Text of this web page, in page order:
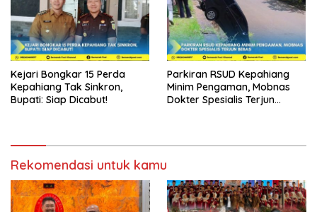
Kejari Bongkar 15 Perda
Kepahiang Tak Sinkron,
Bupati: Siap Dicabut!
Parkiran RSUD Kepahiang
Minim Pengaman, Mobnas
Dokter Spesialis Terjun
Rekomendasi untuk kamu